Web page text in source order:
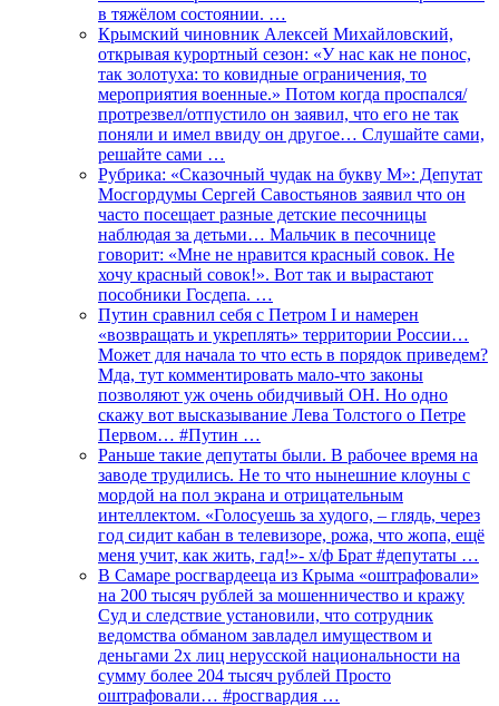
в тяжёлом состоянии. …
Крымский чиновник Алексей Михайловский,
открывая курортный сезон: «У нас как не понос,
так золотуха: то ковидные ограничения, то
мероприятия военные.» Потом когда проспался/
протрезвел/отпустило он заявил, что его не так
поняли и имел ввиду он другое… Слушайте сами,
решайте сами …
Рубрика: «Сказочный чудак на букву М»: Депутат
Мосгордумы Сергей Савостьянов заявил что он
часто посещает разные детские песочницы
наблюдая за детьми… Мальчик в песочнице
говорит: «Мне не нравится красный совок. Не
хочу красный совок!». Вот так и вырастают
пособники Госдепа. …
Путин сравнил себя с Петром I и намерен
«возвращать и укреплять» территории России…
Может для начала то что есть в порядок приведем?
Мда, тут комментировать мало-что законы
позволяют уж очень обидчивый ОН. Но одно
скажу вот высказывание Лева Толстого о Петре
Первом… #Путин …
Раньше такие депутаты были. В рабочее время на
заводе трудились. Не то что нынешние клоуны с
мордой на пол экрана и отрицательным
интеллектом. «Голосуешь за худого, – глядь, через
год сидит кабан в телевизоре, рожа, что жопа, ещё
меня учит, как жить, гад!»- х/ф Брат #депутаты …
В Самаре росгвардееца из Крыма «оштрафовали»
на 200 тысяч рублей за мошенничество и кражу
Суд и следствие установили, что сотрудник
ведомства обманом завладел имуществом и
деньгами 2х лиц нерусской национальности на
сумму более 204 тысяч рублей Просто
оштрафовали… #росгвардия …